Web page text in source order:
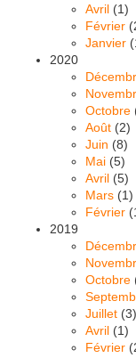
Avril (1)
Février
Janvier
2020
Octobre
Août (2)
Juin (8)
Mai (5)
Avril (5)
Mars (1)
Février
2019
Octobre
Juillet (3)
Avril (1)
Février